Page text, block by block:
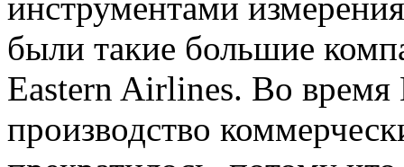
инструментами
были такие большие
Eastern Airlines. Во
производство